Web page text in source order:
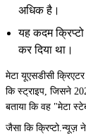
अधिक है।
यह कदम
कर दिया था।
मेटा यूएसडीसी
कि स्ट्राइप, जिसने
बताया कि वह "मेटा
जैसा कि क्रिप्टो.न्यूज़